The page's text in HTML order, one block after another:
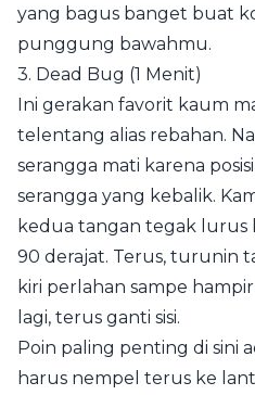
yang bagus banget buat
punggung bawahmu.
3. Dead Bug (1 Menit)
Ini gerakan favorit kaum
telentang alias rebahan.
serangga mati karena
serangga yang kebalik.
kedua tangan tegak
90 derajat. Terus, turunin
kiri perlahan sampe
lagi, terus ganti sisi.
Poin paling penting di sini
harus nempel terus ke